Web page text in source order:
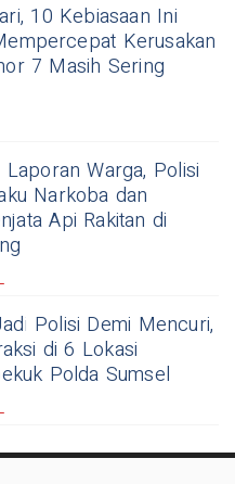
10 Kebiasaan Ini
Kerusakan
7 Masih Sering
Warga, Polisi
Narkoba dan
Api Rakitan di
Polisi Demi Mencuri,
di 6 Lokasi
Polda Sumsel